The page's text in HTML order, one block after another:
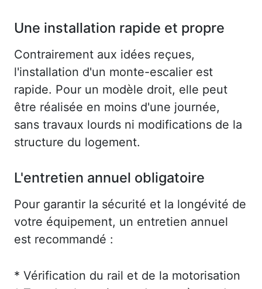
Une installation rapide et propre
Contrairement aux idées reçues,
l'installation d'un monte-escalier est
rapide. Pour un modèle droit, elle peut
être réalisée en moins d'une journée,
sans travaux lourds ni modifications de la
structure du logement.
L'entretien annuel obligatoire
Pour garantir la sécurité et la longévité de
votre équipement, un entretien annuel
est recommandé :
* Vérification du rail et de la motorisation